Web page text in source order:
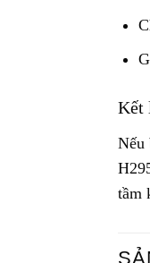
Kết
Nếu
tầm